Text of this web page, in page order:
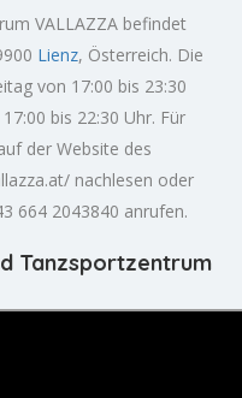
VALLAZZA befindet
Lienz, Österreich. Die
von 17:00 bis 23:30
bis 22:30 Uhr. Für
der Website des
nachlesen oder
664 2043840 anrufen.
Tanzsportzentrum